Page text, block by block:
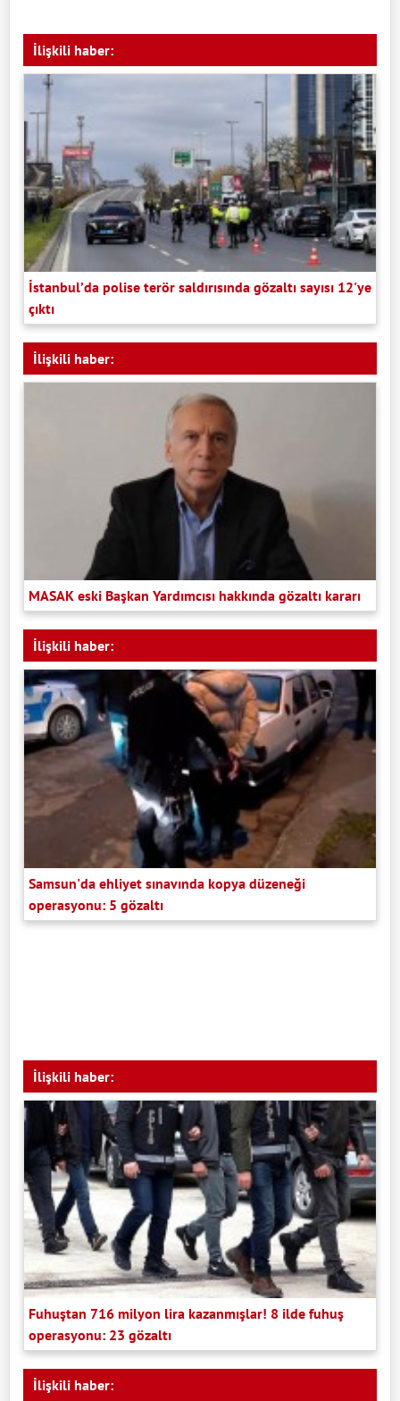
İlişkili haber:
İstanbul’da polise terör saldırısında gözaltı sayısı 12'ye
çıktı
İlişkili haber:
MASAK eski Başkan Yardımcısı hakkında gözaltı kararı
İlişkili haber:
Samsun'da ehliyet sınavında kopya düzeneği
operasyonu: 5 gözaltı
İlişkili haber:
Fuhuştan 716 milyon lira kazanmışlar! 8 ilde fuhuş
operasyonu: 23 gözaltı
İlişkili haber: